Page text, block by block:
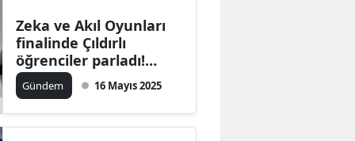
Diyarbakır
Edirne
Elazığ
Zeka ve Akıl Oyunları
finalinde Çıldırlı
öğrenciler parladı!
Fatih Baydar hangi
oyunda birinci oldu?
Gündem 16 Mayıs 2025